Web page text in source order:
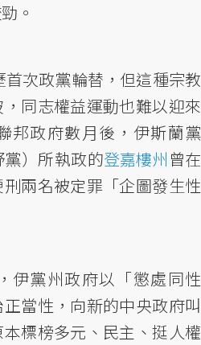
。
次政黨輪替，但這種宗教
同志權益運動也難以迎來
邦政府數月後，伊斯蘭黨
黨）所執政的登嘉樓州 曾在
兩名被定罪「企圖發生性
伊黨州政府以「懲處同性
當性，向新的中央政府叫
標榜多元、民主、挺人權